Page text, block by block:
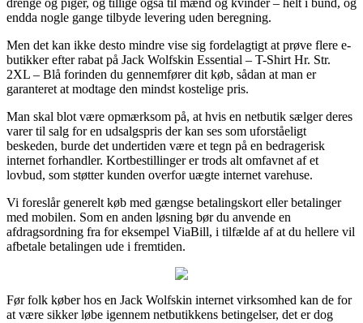
endda nogle gange tilbyde levering uden beregning.
Men det kan ikke desto mindre vise sig fordelagtigt at prøve flere e-
butikker efter rabat på Jack Wolfskin Essential – T-Shirt Hr. Str.
2XL – Blå forinden du gennemfører dit køb, sådan at man er
garanteret at modtage den mindst kostelige pris.
Man skal blot være opmærksom på, at hvis en netbutik sælger deres
varer til salg for en udsalgspris der kan ses som uforståeligt
beskeden, burde det undertiden være et tegn på en bedragerisk
internet forhandler. Kortbestillinger er trods alt omfavnet af et
lovbud, som støtter kunden overfor uægte internet varehuse.
Vi foreslår generelt køb med gængse betalingskort eller betalinger
med mobilen. Som en anden løsning bør du anvende en
afdragsordning fra for eksempel ViaBill, i tilfælde af at du hellere vil
afbetale betalingen ude i fremtiden.
Før folk køber hos en Jack Wolfskin internet virksomhed kan de for
at være sikker løbe igennem netbutikkens betingelser, det er dog